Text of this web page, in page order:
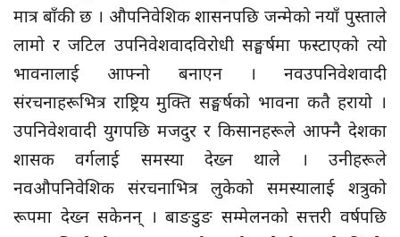
मात्र बाँकी छ । औपनिवेशिक शासनपछि जन्मेको नयाँ पुस्ताले
लामो र जटिल उपनिवेशवादविरोधी सङ्घर्षमा फस्टाएको त्यो
भावनालाई आफ्नो बनाएन । नवउपनिवेशवादी
संरचनाहरूभित्र राष्ट्रिय मुक्ति सङ्घर्षको भावना कतै हरायो ।
उपनिवेशवादी युगपछि मजदुर र किसानहरूले आफ्नै देशका
शासक वर्गलाई समस्या देख्न थाले । उनीहरूले
नवऔपनिवेशिक संरचनाभित्र लुकेको समस्यालाई शत्रुको
रूपमा देख्न सकेनन् । बाङडुङ सम्मेलनको सत्तरी वर्षपछि